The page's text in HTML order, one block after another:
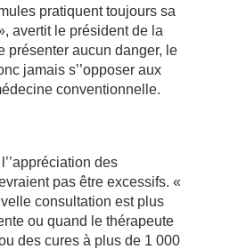
pratiquent toujours sa
avertit le président de la
présenter aucun danger, le
jamais s’’opposer aux
conventionnelle.
des
pas être excessifs. «
consultation est plus
ou quand le thérapeute
des cures à plus de 1 000